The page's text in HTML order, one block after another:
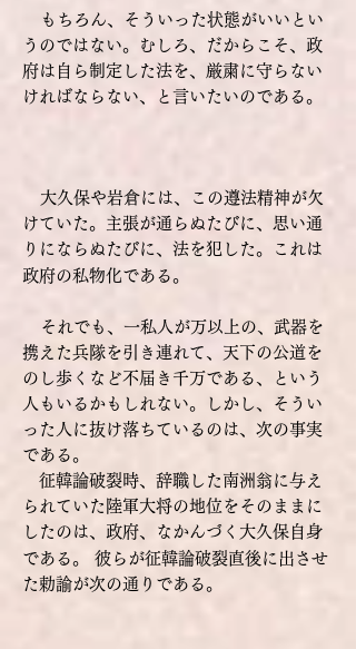
もちろん、そういった状態がいいとい
うのではない。むしろ、だからこそ、政
府は自ら制定した法を、厳粛に守らない
ければならない、と言いたいのである。
大久保や岩倉には、この遵法精神が欠
けていた。主張が通らぬたびに、思い通
りにならぬたびに、法を犯した。これは
政府の私物化である。
それでも、一私人が万以上の、武器を
携えた兵隊を引き連れて、天下の公道を
のし歩くなど不届き千万である、という
人もいるかもしれない。
しかし、そうい
った人に抜け落ちているのは、次の事実
である。
征韓論破裂時、辞職した南洲翁に与え
られていた陸軍大将の地位をそのままに
したのは、政府、なかんづく大久保自身
である。
彼らが征韓論破裂直後に出させ
た勅諭が次の通りである。